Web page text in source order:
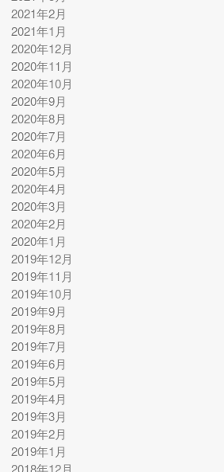
2021年2月
2021年1月
2020年12月
2020年11月
2020年10月
2020年9月
2020年8月
2020年7月
2020年6月
2020年5月
2020年4月
2020年3月
2020年2月
2020年1月
2019年12月
2019年11月
2019年10月
2019年9月
2019年8月
2019年7月
2019年6月
2019年5月
2019年4月
2019年3月
2019年2月
2019年1月
2018年12月